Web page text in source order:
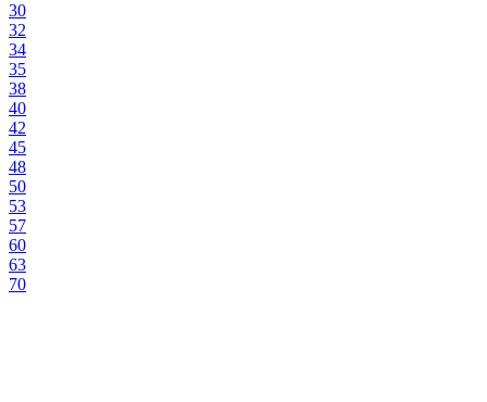
30
32
34
35
38
40
42
45
48
50
53
57
60
63
70